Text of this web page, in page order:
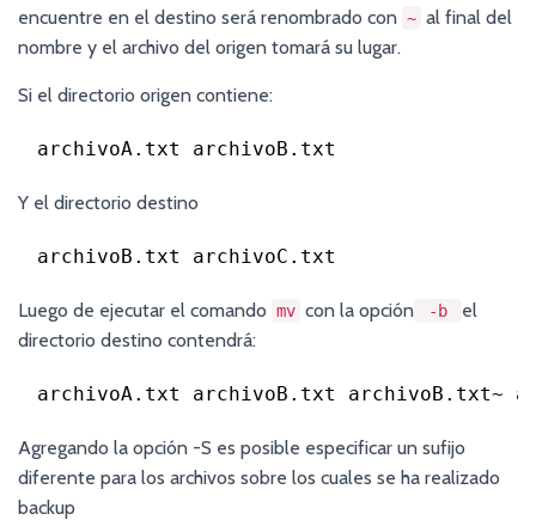
encuentre en el destino será renombrado con ~ al final del
nombre y el archivo del origen tomará su lugar.
Si el directorio origen contiene:
archivoA.txt archivoB.txt
Y el directorio destino
archivoB.txt archivoC.txt
Luego de ejecutar el comando mv con la opción -b
el
directorio destino contendrá:
archivoA.txt archivoB.txt archivoB.txt~
Agregando la opción -S es posible especificar un sufijo
diferente para los archivos sobre los cuales se ha realizado
backup